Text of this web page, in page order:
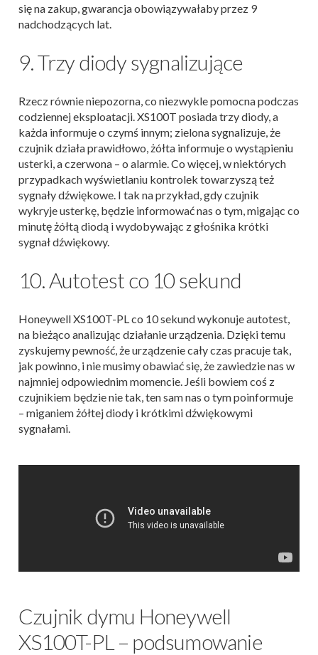
się na zakup, gwarancja obowiązywałaby przez 9
nadchodzących lat.
9. Trzy diody sygnalizujące
Rzecz równie niepozorna, co niezwykle pomocna podczas
codziennej eksploatacji. XS100T posiada trzy diody, a
każda informuje o czymś innym; zielona sygnalizuje, że
czujnik działa prawidłowo, żółta informuje o wystąpieniu
usterki, a czerwona – o alarmie. Co więcej, w niektórych
przypadkach wyświetlaniu kontrolek towarzyszą też
sygnały dźwiękowe. I tak na przykład, gdy czujnik
wykryje usterkę, będzie informować nas o tym, migając co
minutę żółtą diodą i wydobywając z głośnika krótki
sygnał dźwiękowy.
10. Autotest co 10 sekund
Honeywell XS100T-PL co 10 sekund wykonuje autotest,
na bieżąco analizując działanie urządzenia. Dzięki temu
zyskujemy pewność, że urządzenie cały czas pracuje tak,
jak powinno, i nie musimy obawiać się, że zawiedzie nas w
najmniej odpowiednim momencie. Jeśli bowiem coś z
czujnikiem będzie nie tak, ten sam nas o tym poinformuje
– miganiem żółtej diody i krótkimi dźwiękowymi
sygnałami.
Czujnik dymu Honeywell
XS100T-PL – podsumowanie